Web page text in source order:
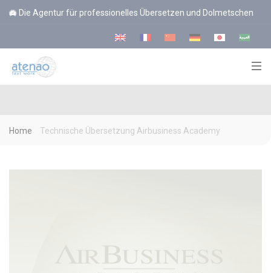
Die Agentur für professionelles Übersetzen und Dolmetschen
Home Technische Übersetzung Airbusiness Academy
Cookie-Einstellungen